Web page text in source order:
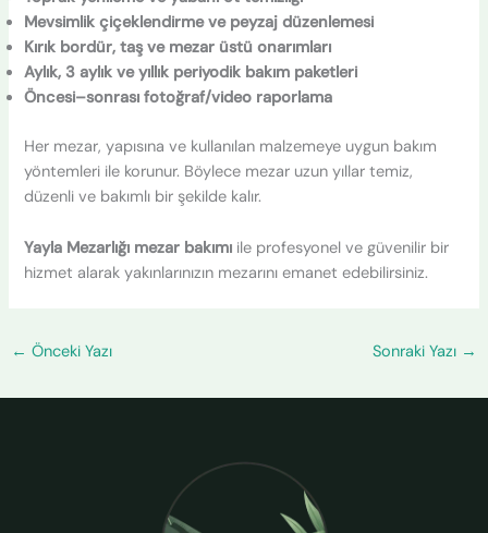
Mevsimlik çiçeklendirme ve peyzaj düzenlemesi
Kırık bordür, taş ve mezar üstü onarımları
Aylık, 3 aylık ve yıllık periyodik bakım paketleri
Öncesi–sonrası fotoğraf/video raporlama
Her mezar, yapısına ve kullanılan malzemeye uygun bakım
yöntemleri ile korunur. Böylece mezar uzun yıllar temiz,
düzenli ve bakımlı bir şekilde kalır.
Yayla Mezarlığı mezar bakımı ile profesyonel ve güvenilir bir
hizmet alarak yakınlarınızın mezarını emanet edebilirsiniz.
← Önceki Yazı Sonraki Yazı →